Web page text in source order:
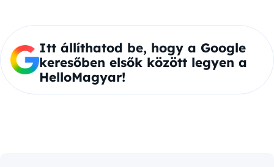
Itt állíthatod be, hogy a Google
keresőben elsők között legyen a
HelloMagyar!